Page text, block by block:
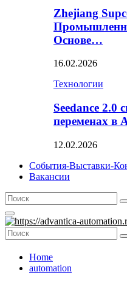
Zhejiang
Основе…
16.02.2026
Технологии
Seedance 2.0
переменах в
12.02.2026
События-Выставки-
Вакансии
Search
for:
Primary
Menu
Search
for:
Home
automation